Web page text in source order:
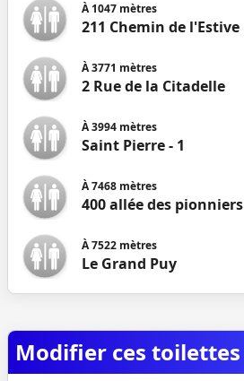
À1047 mètres
211 Chemin de l'Estive
À3771 mètres
2 Rue de la Citadelle
À3994 mètres
Saint Pierre - 1
À7468 mètres
400 allée des pionniers
À7522 mètres
Le Grand Puy
Modifier ces toilettes